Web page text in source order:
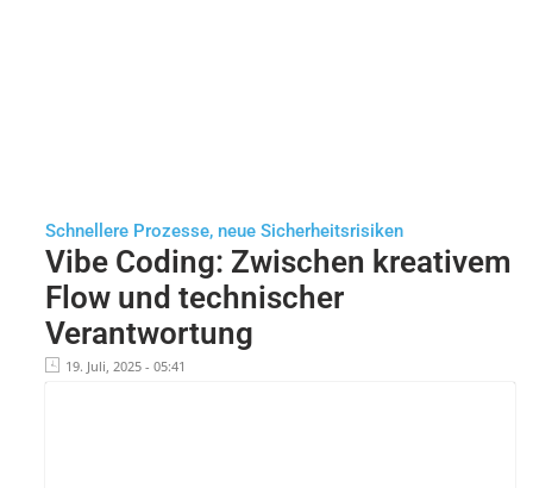
Schnellere Prozesse, neue Sicherheitsrisiken
Vibe Coding: Zwischen kreativem
Flow und technischer
Verantwortung
19. Juli, 2025 - 05:41